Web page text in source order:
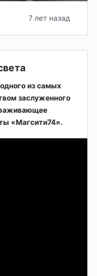
7 лет назад
из самых
заслуженного
«Магсити74».